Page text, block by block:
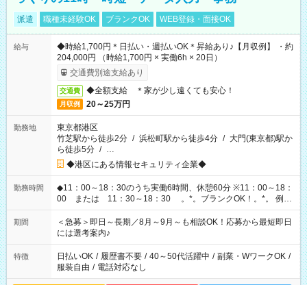
派遣 職種未経験OK ブランクOK WEB登録・面接OK
給与
◆時給1,700円＊日払い・週払いOK＊昇給あり♪【月収例】 ・約
204,000円 （時給1,700円 × 実働6h × 20日）
交通費別途支給あり
交通費 ◆全額支給 ＊家が少し遠くても安心！
月収例 20～25万円
勤務地
東京都港区
竹芝駅から徒歩2分 / 浜松町駅から徒歩4分 / 大門(東京都)駅か
ら徒歩5分 / …
◆港区にある情報セキュリティ企業◆
勤務時間
◆11：00～18：30のうち実働6時間、休憩60分 ※11：00～18：
00 または 11：30～18：30 。*。ブランクOK！。*。 例え
ば前職が、 在宅/財団法人/事務/コールセンター/受付/販売/カフェ
スタッフ スイーツ販売/ホテルフロント/化粧品販売/など 様々な
業界から入社して活躍されています♪
期間
＜急募＞即日～長期／8月～9月～も相談OK！応募から最短即日
には選考案内♪
特徴 日払いOK / 履歴書不要 / 40～50代活躍中 / 副業・WワークOK /
服装自由 / 電話対応なし